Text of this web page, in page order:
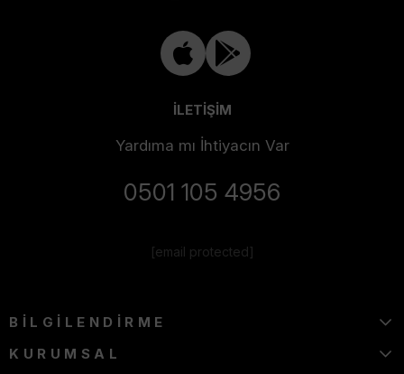
İLETİŞİM
Yardıma mı İhtiyacın Var
0501 105 4956
[email protected]
BİLGİLENDİRME
KURUMSAL